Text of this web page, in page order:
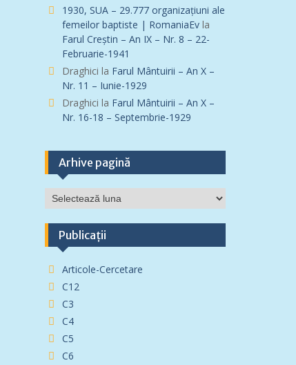
1930, SUA – 29.777 organizațiuni ale
femeilor baptiste | RomaniaEvla
Farul Creștin – An IX – Nr. 8 – 22-
Februarie-1941
Draghici la Farul Mântuirii – An X –
Nr. 11 – Iunie-1929
Draghici la Farul Mântuirii – An X –
Nr. 16-18 – Septembrie-1929
Arhive pagină
Arhive
pagină
Publicații
Articole-Cercetare
C12
C3
C4
C5
C6